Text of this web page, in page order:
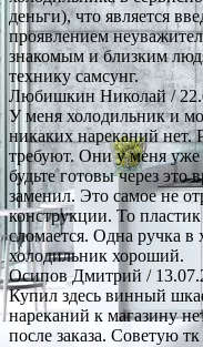
деньги), что является
проявлением
знакомым и близким
технику самсунг.
Любишкин Николай/
У меня холодильник и
никаких нареканий нет.
требуют. Они у меня уже
будьте готовы через
заменил. Это самое не
конструкции. То
сломается. Одна ручка в
холодильник хороший.
Осипов Дмитрий /
Купил здесь винный
нареканий к магазину
после заказа. Советую